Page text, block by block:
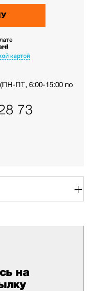
картой
(ПН-ПТ, 6:00-15:00 по
73
на